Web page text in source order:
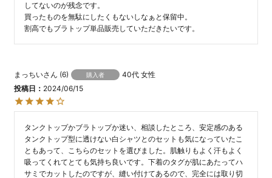
してないのが残念です。
買ったものを無駄にしたくもないしなぁと保留中。
割高でもブラトップ単品販売していただきたいです。
まっちい 6 購入者 40代 女性
投稿日
2024/06/15
タンクトップかブラトップか迷い、相談したところ、安定感のある
タンクトップ型に透けない白シャツとのセットも気になっていたこ
ともあって、こちらのセットを選びました。肌触りもよく汗もよく
吸ってくれてとても気持ち良いです。下着のタグが肌にあたってハ
サミでカットしたのですが、縫い付けてあるので、完全には取り切